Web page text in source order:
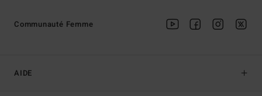
AIDE
Communauté Femme